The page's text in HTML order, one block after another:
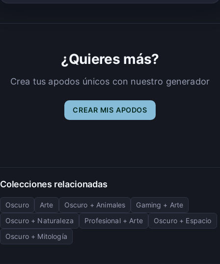
¿Quieres más?
Crea tus apodos únicos con nuestro generador
CREAR MIS APODOS
Colecciones relacionadas
Oscuro Arte Oscuro + Animales
Gaming + Arte
Oscuro + Naturaleza
Profesional + Arte
Oscuro + Espacio
Oscuro + Mitología